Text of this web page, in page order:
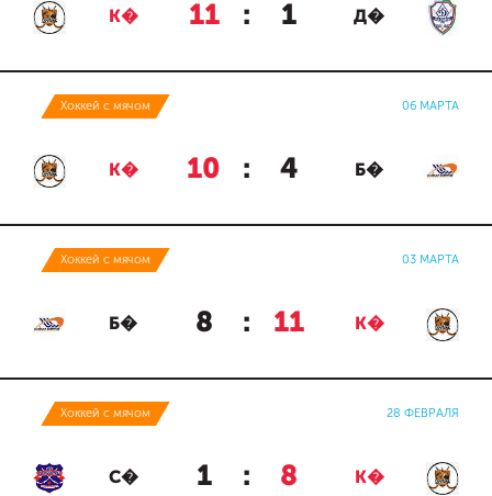
К� 11 : 1 Д�
Хоккей с мячом 06 МАРТА
К� 10 : 4 Б�
Хоккей с мячом 03 МАРТА
Б� 8 : 11 К�
Хоккей с мячом 28 ФЕВРАЛЯ
С� 1 : 8 К�